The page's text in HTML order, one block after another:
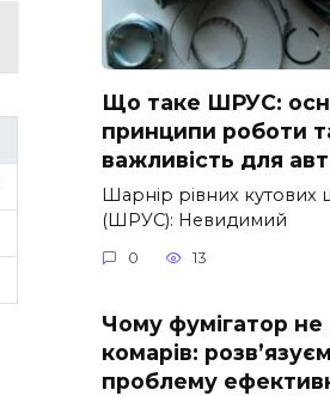
Що таке ШРУС:
принципи роботи
важливість для
Шарнір рівних кутових
(ШРУС): Невидимий
0 13
Чому фумігатор не
комарів:
проблему